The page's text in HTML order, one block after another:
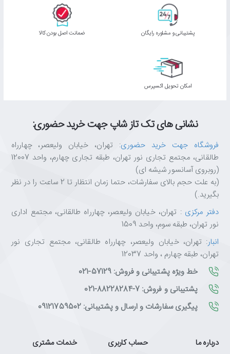
پشتیبانی و مشاوره رایگان ﺿﻤﺎﻧﺖ اﺻﻞ ﺑﻮدن ﮐﺎﻟﺎ
اﻣﮑﺎن ﺗﺤﻮﯾﻞ اﮐﺴﭙﺮس
نشانی های تک تاز شاپ جهت خرید حضوری:
فروشگاه جهت خرید حضوری: تهران، خیابان ولیعصر، چهارراه
طالقانی، مجتمع تجاری نور تهران، طبقه تجاری چهارم، واحد 12007
(روبروی آسانسور شیشه ای)
(به علت حجم بالای سفارشات، حتما زمان انتظار تا 2 ساعت را در نظر
بگیرید.)
دفتر مرکزی : تهران، خیابان ولیعصر، چهارراه طالقانی، مجتمع اداری
نور تهران، طبقه سوم، واحد 1509
انبار: تهران، خیابان ولیعصر، چهارراه طالقانی، مجتمع تجاری نور
تهران، طبقه چهارم ، واحد 12037
خط ویژه پشتیبانی و فروش: 57129-021
پشتیبانی و فروش: 7-88228284-021
پیگیری سفارشات و ارسال و پشتیبانی: 09121759502
درباره ما حساب کاربری خدمات مشتری